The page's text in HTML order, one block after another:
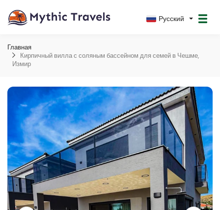
Русский
Главная
Кирпичный вилла с соляным бассейном для семей в Чешме,
Измир